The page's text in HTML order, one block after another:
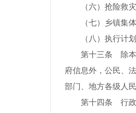
（六）抢险救
（七）乡镇集
（八）执行计
第十三条 除本
府信息外，公民、
部门、地方各级人
第十四条 行政